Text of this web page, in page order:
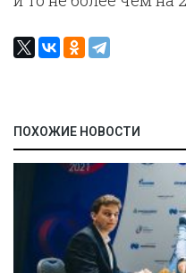
ПОХОЖИЕ НОВОСТИ